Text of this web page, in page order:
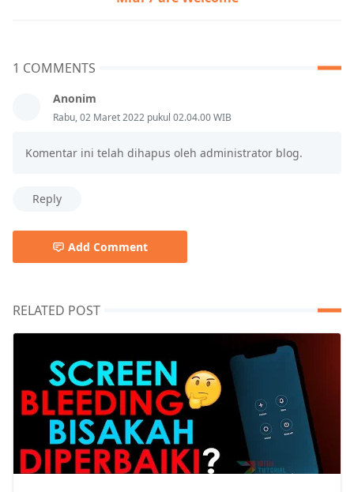
1 COMMENTS
Anonim
Rabu, 02 Maret 2022 pukul 02.04.00 WIB
Komentar ini telah dihapus oleh administrator blog.
Reply
Add Comment
RELATED POST